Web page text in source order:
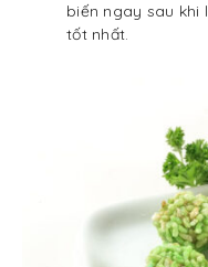
biến ngay sau khi
tốt nhất.